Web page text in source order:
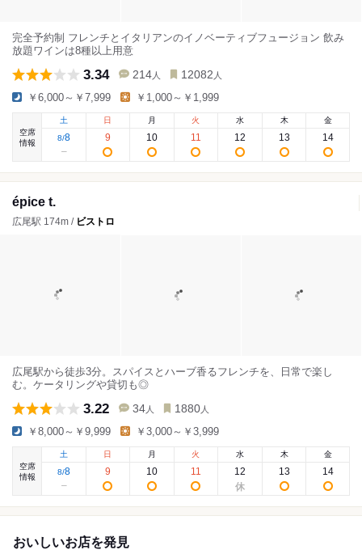
完全予約制 フレンチとイタリアンのイノベーティブフュージョン 飲み
放題ワインは8種以上用意
3.34 214 人 12082 人
￥6,000～￥7,999 ￥1,000～￥1,999
空席
情報
土
8/8
日
9
月
10
火
11
水
12
木
13
金
14
épice t.
広尾駅 174m / ビストロ
広尾駅から徒歩3分。スパイスとハーブ香るフレンチを、日常で楽し
む。ケータリングや貸切も◎
3.22 34 人 1880 人
￥8,000～￥9,999 ￥3,000～￥3,999
空席
情報
土
8/8
日
9
月
10
火
11
水
12
木
13
金
14
おいしいお店を発見